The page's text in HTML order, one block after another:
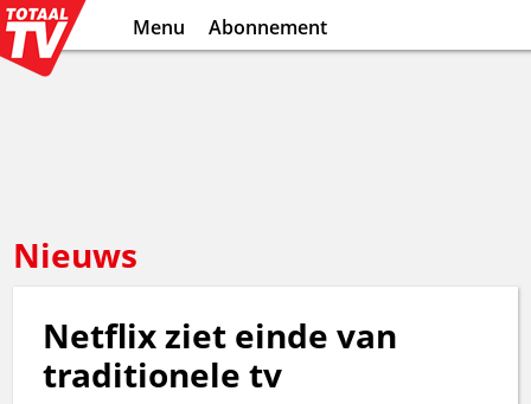
Menu Abonnement
Nieuws
Netflix ziet einde van
traditionele tv